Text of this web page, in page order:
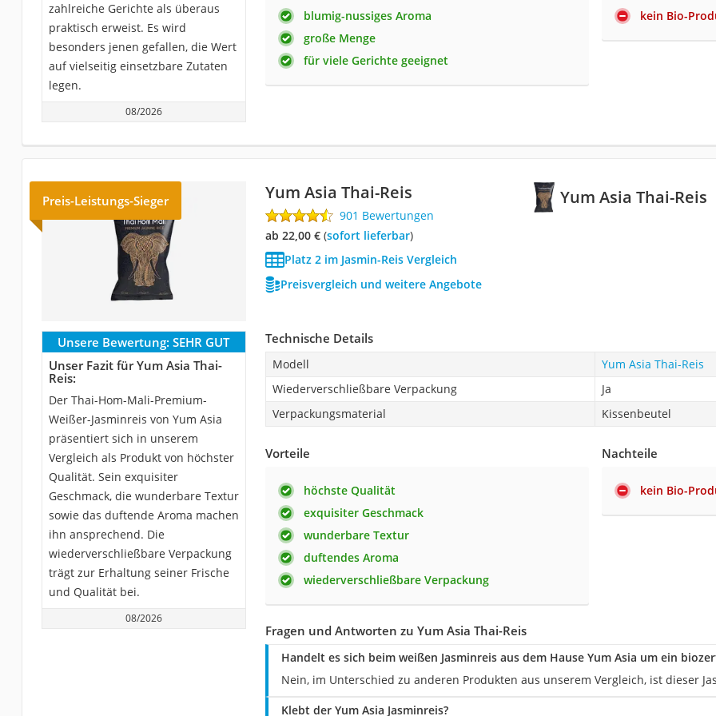
zahlreiche Gerichte als überaus
praktisch erweist. Es wird
besonders jenen gefallen, die Wert
auf vielseitig einsetzbare Zutaten
legen.
08/2026
blumig-nussiges Aroma
große Menge
für viele Gerichte geeignet
kein Bio-
Yum Asia Thai-Reis
Preis-Leistungs-Sieger Yum Asia Thai-Reis
901 Bewertungen
ab 22,00 €( Sofort lieferbar)
Platz 2 im Jasmin-Reis Vergleich
Preisvergleich und weitere Angebote
Unsere Bewertung: SEHR GUT
Unser Fazit für Yum Asia Thai-
Reis:
Der Thai-Hom-Mali-Premium-
Weißer-Jasminreis von Yum Asia
präsentiert sich in unserem
Vergleich als Produkt von höchster
Qualität. Sein exquisiter
Geschmack, die wunderbare Textur
sowie das duftende Aroma machen
ihn ansprechend. Die
wiederverschließbare Verpackung
trägt zur Erhaltung seiner Frische
und Qualität bei.
08/2026
Technische Details
Modell
Yum Asia Thai-Reis
Wiederverschließbare Verpackung
Ja
Verpackungsmaterial
Kissenbeutel
Vorteile
höchste Qualität
exquisiter Geschmack
wunderbare Textur
duftendes Aroma
wiederverschließbare Verpackung
Nachteile
kein Bio-
Fragen und Antworten zu Yum Asia Thai-Reis
Handelt es sich beim weißen Jasminreis aus dem Hause Yum Asia um ein
Nein, im Unterschied zu anderen Produkten aus unserem Vergleich, ist dieser
Klebt der Yum Asia Jasminreis?